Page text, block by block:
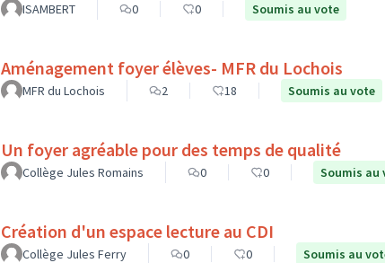
ISAMBERT 0 0 Soumis au vote
Aménagement foyer élèves- MFR du Lochois
MFR du Lochois 2 18 Soumis au vote
Un foyer agréable pour des temps de qualité
Collège Jules Romains 0 0 Soumis au
Création d'un espace lecture au CDI
Collège Jules Ferry 0 0 Soumis au